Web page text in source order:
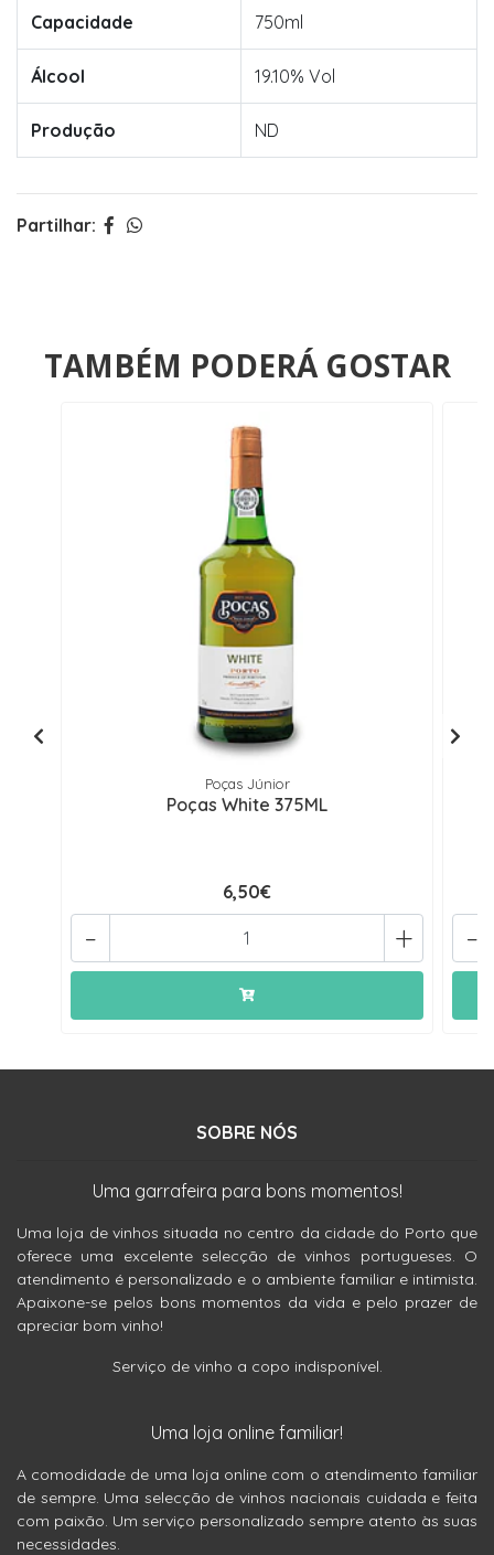
Capacidade 750ml
Álcool 19.10% Vol
Produção ND
Partilhar:
TAMBÉM PODERÁ GOSTAR
Poças Júnior
Poças White 375ML
6,50€
+
- -
SOBRE NÓS
Uma garrafeira para bons momentos!
Uma loja de vinhos situada no centro da cidade do Porto que
oferece uma excelente selecção de vinhos portugueses. O
atendimento é personalizado e o ambiente familiar e intimista.
Apaixone-se pelos bons momentos da vida e pelo prazer de
apreciar bom vinho!
Serviço de vinho a copo indisponível.
Uma loja online familiar!
A comodidade de uma loja online com o atendimento familiar
de sempre. Uma selecção de vinhos nacionais cuidada e feita
com paixão. Um serviço personalizado sempre atento às suas
necessidades.